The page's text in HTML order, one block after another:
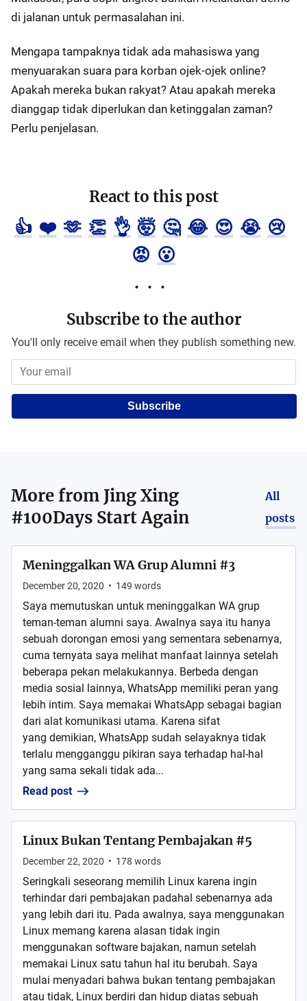
di jalanan untuk permasalahan ini.
Mengapa tampaknya tidak ada mahasiswa yang
menyuarakan suara para korban ojek-ojek online?
Apakah mereka bukan rakyat? Atau apakah mereka
dianggap tidak diperlukan dan ketinggalan zaman?
Perlu penjelasan.
React to this post
👍 ❤️ 🫶 👏 👌 🤯 🤔 😂 😍 😭 😢
😡 😮
Subscribe to the author
You'll only receive email when they publish something new.
Subscribe
More from Jing Xing
#100Days Start Again
All
posts
Meninggalkan WA Grup Alumni #3
December 20, 2020 • 149 words
Saya memutuskan untuk meninggalkan WA grup
teman-teman alumni saya. Awalnya saya itu hanya
sebuah dorongan emosi yang sementara sebenarnya,
cuma ternyata saya melihat manfaat lainnya setelah
beberapa pekan melakukannya. Berbeda dengan
media sosial lainnya, WhatsApp memiliki peran yang
lebih intim. Saya memakai WhatsApp sebagai bagian
dari alat komunikasi utama. Karena sifat
yang demikian, WhatsApp sudah selayaknya tidak
terlalu mengganggu pikiran saya terhadap hal-hal
yang sama sekali tidak ada...
Read post
Linux Bukan Tentang Pembajakan #5
December 22, 2020 • 178 words
Seringkali seseorang memilih Linux karena ingin
terhindar dari pembajakan padahal sebenarnya ada
yang lebih dari itu. Pada awalnya, saya menggunakan
Linux memang karena alasan tidak ingin
menggunakan software bajakan, namun setelah
memakai Linux satu tahun hal itu berubah. Saya
mulai menyadari bahwa bukan tentang pembajakan
atau tidak, Linux berdiri dan hidup diatas sebuah